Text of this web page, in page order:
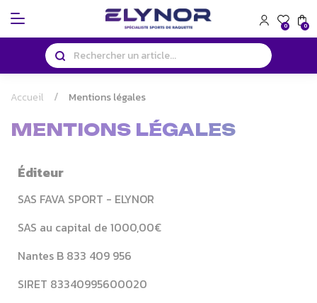
Panneau de gestion des cookies
0 0
Accueil Mentions légales
MENTIONS LÉGALES
Éditeur
SAS FAVA SPORT - ELYNOR
SAS au capital de 1000,00€
Nantes B 833 409 956
SIRET 83340995600020